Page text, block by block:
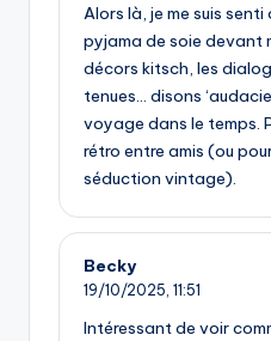
Alors là, je me suis
pyjama de soie devant
décors kitsch, les
tenues… disons
voyage dans le temps.
rétro entre amis (ou
séduction vintage).
Becky
19/10/2025, 11:51
Intéressant de voir